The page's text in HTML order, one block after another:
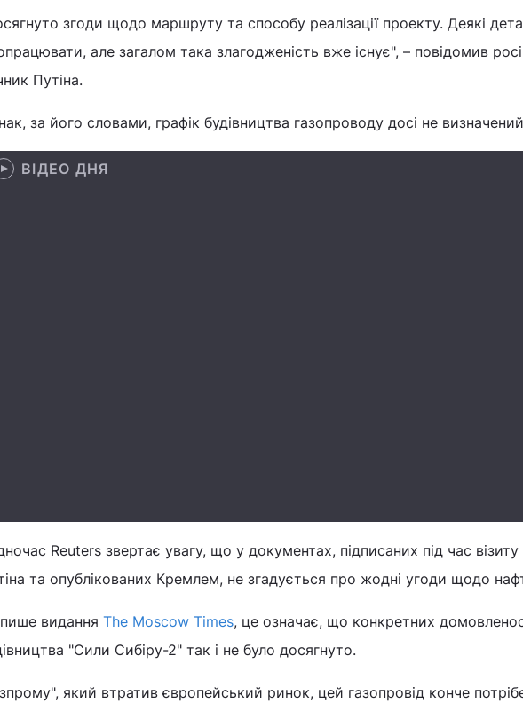
згоди щодо маршруту та способу реалізації проекту. Деякі
але загалом така злагодженість вже існує", – повідомив
Путіна.
за його словами, графік будівництва газопроводу досі не
ВІДЕО ДНЯ
Reuters звертає увагу, що у документах, підписаних під час
та опублікованих Кремлем, не згадується про жодні угоди щодо
видання The Moscow Times, це означає, що конкретних
"Сили Сибіру-2" так і не було досягнуто.
який втратив європейський ринок, цей газопровід конче